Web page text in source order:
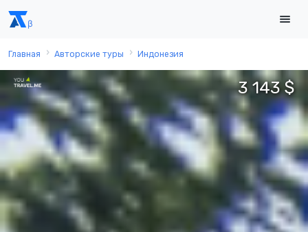
Главная Авторские туры Индонезия
3 143 $